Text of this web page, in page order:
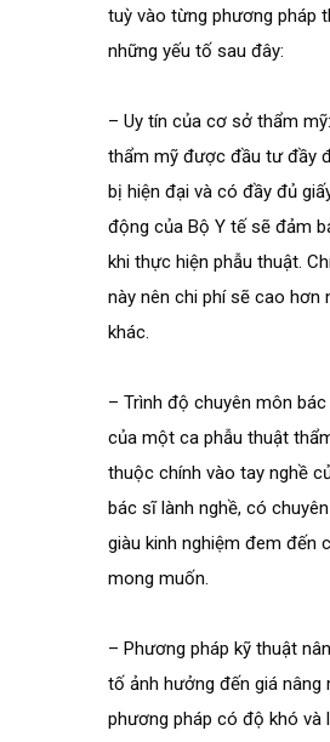
tuỳ vào từng phương pháp
những yếu tố sau đây:
– Uy tín của cơ sở thẩm
thẩm mỹ được đầu tư đầy
bị hiện đại và có đầy đủ
động của Bộ Y tế sẽ đảm
khi thực hiện phẫu thuật.
này nên chi phí sẽ cao hơn
khác.
– Trình độ chuyên môn
của một ca phẫu thuật
thuộc chính vào tay nghề
bác sĩ lành nghề, có
giàu kinh nghiệm đem đến
mong muốn.
– Phương pháp kỹ thuật
tố ảnh hưởng đến giá nâng
phương pháp có độ khó và